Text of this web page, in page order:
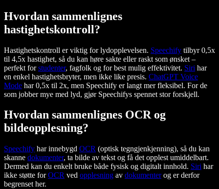
Hvordan sammenlignes
hastighetskontroll?
Hastighetskontroll er viktig for lydopplevelsen. Speechify tilbyr 0,5x
til 4,5x hastighet, så du kan høre sakte eller raskt som ønsket –
perfekt forstudenter, fagfolk og for best mulig effektivitet. Siri har
en enkel hastighetsbryter, men ikke like presis. ChatGPT Voice
Mode har 0,5x til 2x, men Speechify er langt mer fleksibel. For de
som jobber mye med lyd, gjør Speechifys spennet stor forskjell.
Hvordan sammenlignes OCR og
bildeopplesning?
Speechify har innebygd OCR (optisk tegngjenkjenning), så du kan
skanne dokumenter, ta bilde av tekst og få det opplest umiddelbart.
Dermed kan du enkelt bruke både fysisk og digitalt innhold. Siri har
ikke støtte forOCR ved opplesning av dokumenterog er derfor
begrenset her.